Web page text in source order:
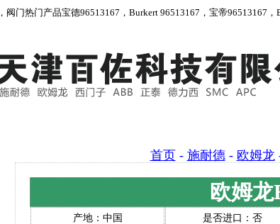
，阀门热门产品宝德96513167，Burkert 96513167，宝帝96513167
首页- 施耐德- 欧姆龙
欧姆
产地：中国 是否进口：否